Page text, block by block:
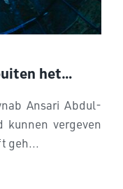
het
Ansari Abdul-
kunnen vergeven
geh...